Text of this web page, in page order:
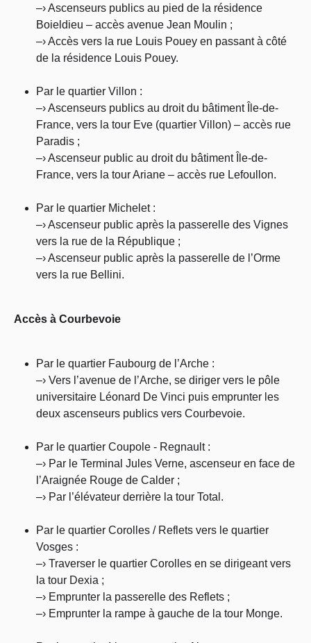
–› Ascenseurs publics au pied de la résidence
Boieldieu – accès avenue Jean Moulin ;
–› Accès vers la rue Louis Pouey en passant à côté
de la résidence Louis Pouey.
Par le quartier Villon :
–› Ascenseurs publics au droit du bâtiment Île-de-
France, vers la tour Eve (quartier Villon) – accès rue
Paradis ;
–› Ascenseur public au droit du bâtiment Île-de-
France, vers la tour Ariane – accès rue Lefoullon.
Par le quartier Michelet :
–› Ascenseur public après la passerelle des Vignes
vers la rue de la République ;
–› Ascenseur public après la passerelle de l’Orme
vers la rue Bellini.
Accès à Courbevoie
Par le quartier Faubourg de l’Arche :
–› Vers l’avenue de l’Arche, se diriger vers le pôle
universitaire Léonard De Vinci puis emprunter les
deux ascenseurs publics vers Courbevoie.
Par le quartier Coupole - Regnault :
–› Par le Terminal Jules Verne, ascenseur en face de
l’Araignée Rouge de Calder ;
–› Par l’élévateur derrière la tour Total.
Par le quartier Corolles / Reflets vers le quartier
Vosges :
–› Traverser le quartier Corolles en se dirigeant vers
la tour Dexia ;
–› Emprunter la passerelle des Reflets ;
–› Emprunter la rampe à gauche de la tour Monge.